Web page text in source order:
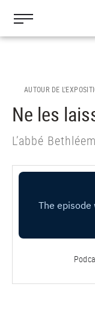
contenu
AUTOUR DE
Ne les
L’abbé